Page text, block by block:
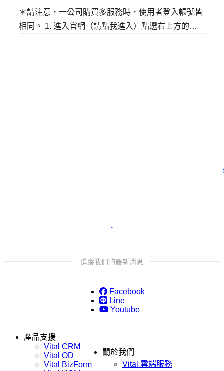
＊請注意，一公司購買多服務時，使用者登入帳號皆
相同。 1. 進入官網（請點我進入）點選右上方的
追蹤我們的最新消息
Facebook
Line
Youtube
產品支援
Vital CRM
Vital OD
Vital BizForm
關於我們
Vital 雲端服務